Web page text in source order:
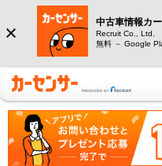
中古車情報カ
Recruit Co., Ltd.
無料 － Google